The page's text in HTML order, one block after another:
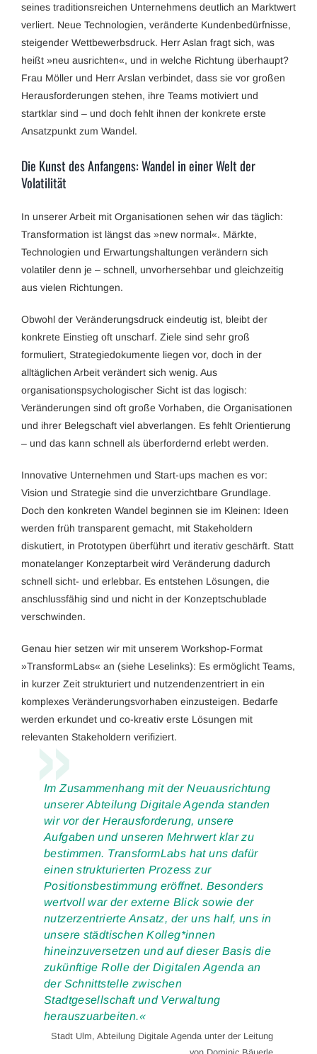
seines traditionsreichen Unternehmens deutlich an Marktwert
verliert. Neue Technologien, veränderte Kundenbedürfnisse,
steigender Wettbewerbsdruck. Herr Aslan fragt sich, was
heißt »neu ausrichten«, und in welche Richtung überhaupt?
Frau Möller und Herr Arslan verbindet, dass sie vor großen
Herausforderungen stehen, ihre Teams motiviert und
startklar sind – und doch fehlt ihnen der konkrete erste
Ansatzpunkt zum Wandel.
Die Kunst des Anfangens: Wandel in einer Welt der
Volatilität
In unserer Arbeit mit Organisationen sehen wir das täglich:
Transformation ist längst das »new normal«. Märkte,
Technologien und Erwartungshaltungen verändern sich
volatiler denn je – schnell, unvorhersehbar und gleichzeitig
aus vielen Richtungen.
Obwohl der Veränderungsdruck eindeutig ist, bleibt der
konkrete Einstieg oft unscharf. Ziele sind sehr groß
formuliert, Strategiedokumente liegen vor, doch in der
alltäglichen Arbeit verändert sich wenig. Aus
organisationspsychologischer Sicht ist das logisch:
Veränderungen sind oft große Vorhaben, die Organisationen
und ihrer Belegschaft viel abverlangen. Es fehlt Orientierung
– und das kann schnell als überfordernd erlebt werden.
Innovative Unternehmen und Start-ups machen es vor:
Vision und Strategie sind die unverzichtbare Grundlage.
Doch den konkreten Wandel beginnen sie im Kleinen: Ideen
werden früh transparent gemacht, mit Stakeholdern
diskutiert, in Prototypen überführt und iterativ geschärft. Statt
monatelanger Konzeptarbeit wird Veränderung dadurch
schnell sicht- und erlebbar. Es entstehen Lösungen, die
anschlussfähig sind und nicht in der Konzeptschublade
verschwinden.
Genau hier setzen wir mit unserem Workshop-Format
»TransformLabs« an (siehe Leselinks): Es ermöglicht Teams,
in kurzer Zeit strukturiert und nutzendenzentriert in ein
komplexes Veränderungsvorhaben einzusteigen. Bedarfe
werden erkundet und co-kreativ erste Lösungen mit
relevanten Stakeholdern verifiziert.
»
Im Zusammenhang mit der Neuausrichtung
unserer Abteilung Digitale Agenda standen
wir vor der Herausforderung, unsere
Aufgaben und unseren Mehrwert klar zu
bestimmen. TransformLabs hat uns dafür
einen strukturierten Prozess zur
Positionsbestimmung eröffnet. Besonders
wertvoll war der externe Blick sowie der
nutzerzentrierte Ansatz, der uns half, uns in
unsere städtischen Kolleg*innen
hineinzuversetzen und auf dieser Basis die
zukünftige Rolle der Digitalen Agenda an
der Schnittstelle zwischen
Stadtgesellschaft und Verwaltung
herauszuarbeiten.«
Stadt Ulm, Abteilung Digitale Agenda unter der Leitung